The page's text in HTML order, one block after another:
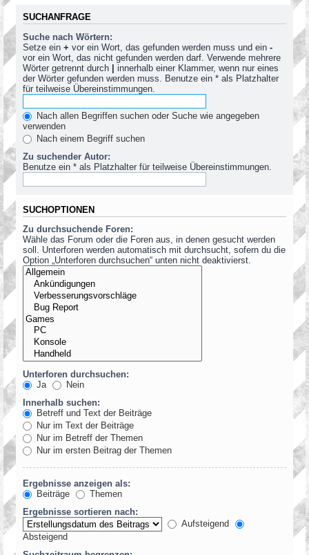
SUCHANFRAGE
Suche nach Wörtern:
Setze ein + vor ein Wort, das gefunden werden muss und ein -
vor ein Wort, das nicht gefunden werden darf. Verwende mehrere
Wörter getrennt durch | innerhalb einer Klammer, wenn nur eines
der Wörter gefunden werden muss. Benutze ein * als Platzhalter
für teilweise Übereinstimmungen.
Nach allen Begriffen suchen oder Suche wie angegeben
verwenden
Nach einem Begriff suchen
Zu suchender Autor:
Benutze ein * als Platzhalter für teilweise Übereinstimmungen.
SUCHOPTIONEN
Zu durchsuchende Foren:
Wähle das Forum oder die Foren aus, in denen gesucht werden
soll. Unterforen werden automatisch mit durchsucht, sofern du die
Option „Unterforen durchsuchen“ unten nicht deaktivierst.
Unterforen durchsuchen:
Ja
Nein
Innerhalb suchen:
Betreff und Text der Beiträge
Nur im Text der Beiträge
Nur im Betreff der Themen
Nur im ersten Beitrag der Themen
Ergebnisse anzeigen als:
Beiträge
Themen
Ergebnisse sortieren nach:
Aufsteigend
Absteigend